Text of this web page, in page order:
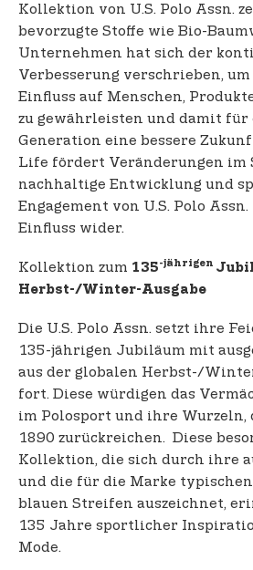
Kollektion von U.S. Polo Assn.
bevorzugte Stoffe wie Bio-
Unternehmen hat sich der
Verbesserung verschrieben,
Einfluss auf Menschen,
zu gewährleisten und damit für
Generation eine bessere
Life fördert Veränderungen im
nachhaltige Entwicklung und
Engagement von U.S. Polo
Einfluss wider.
Kollektion zum 135-jährigen
Herbst-/Winter-Ausgabe
Die U.S. Polo Assn. setzt ihre
135-jährigen Jubiläum mit
aus der globalen Herbst-/
fort. Diese würdigen das
im Polosport und ihre Wurzeln,
1890 zurückreichen. Diese
Kollektion, die sich durch ihre
und die für die Marke
blauen Streifen auszeichnet,
135 Jahre sportlicher
Mode.